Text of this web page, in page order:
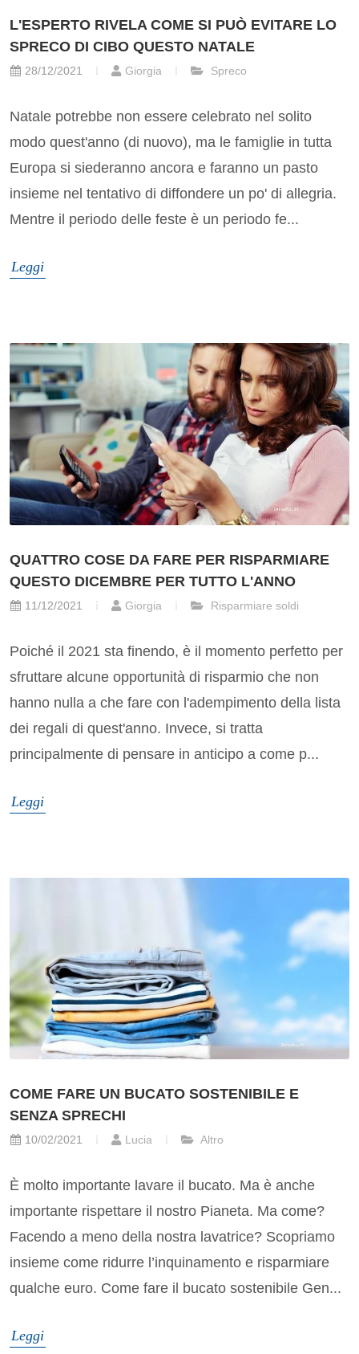
L'ESPERTO RIVELA COME SI PUÒ EVITARE LO
SPRECO DI CIBO QUESTO NATALE
28/12/2021 Giorgia Spreco
Natale potrebbe non essere celebrato nel solito
modo quest'anno (di nuovo), ma le famiglie in tutta
Europa si siederanno ancora e faranno un pasto
insieme nel tentativo di diffondere un po' di allegria.
Mentre il periodo delle feste è un periodo fe...
Leggi
QUATTRO COSE DA FARE PER RISPARMIARE
QUESTO DICEMBRE PER TUTTO L'ANNO
11/12/2021 Giorgia Risparmiare soldi
Poiché il 2021 sta finendo, è il momento perfetto per
sfruttare alcune opportunità di risparmio che non
hanno nulla a che fare con l'adempimento della lista
dei regali di quest'anno. Invece, si tratta
principalmente di pensare in anticipo a come p...
Leggi
COME FARE UN BUCATO SOSTENIBILE E
SENZA SPRECHI
10/02/2021 Lucia Altro
È molto importante lavare il bucato. Ma è anche
importante rispettare il nostro Pianeta. Ma come?
Facendo a meno della nostra lavatrice? Scopriamo
insieme come ridurre l’inquinamento e risparmiare
qualche euro. Come fare il bucato sostenibile Gen...
Leggi